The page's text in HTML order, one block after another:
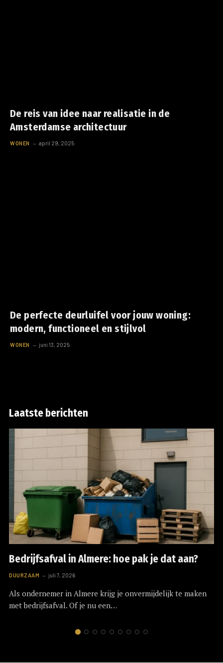
De reis van idee naar realisatie in de
Amsterdamse architectuur
WONEN april 29, 2025
De perfecte deurluifel voor jouw woning:
modern, functioneel en stijlvol
WONEN juni 13, 2025
Laatste berichten
Bedrijfsafval in Almere: hoe pak je dat aan?
DUURZAAM juli 7, 2026
Als ondernemer in Almere krijg je onvermijdelijk te maken
met bedrijfsafval. Of je nu een…